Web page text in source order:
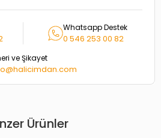
Whatsapp Destek
0 546 253 00 82
ve Şikayet
Ürünler